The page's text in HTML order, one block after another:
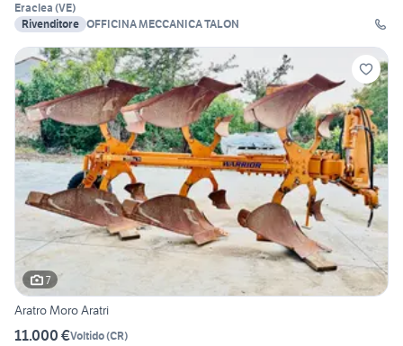
Eraclea (VE)
Rivenditore OFFICINA MECCANICA TALON
7
Aratro Moro Aratri
11.000 €Voltido(CR)